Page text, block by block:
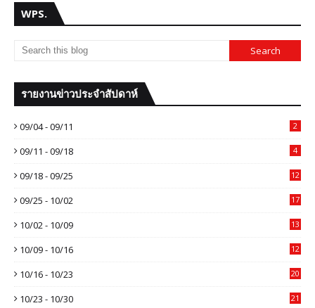
WPS.
รายงานข่าวประจำสัปดาห์
09/04 - 09/11 2
09/11 - 09/18 4
09/18 - 09/25 12
09/25 - 10/02 17
10/02 - 10/09 13
10/09 - 10/16 12
10/16 - 10/23 20
10/23 - 10/30 21